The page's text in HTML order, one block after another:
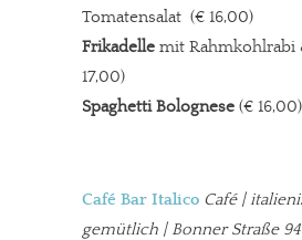
Tomatensalat (€ 16,00)
Frikadelle mit Rahmkohlrabi
17,00)
Spaghetti Bolognese (€ 16,00)
Café Bar Italico Café |
gemütlich | Bonner Straße 94